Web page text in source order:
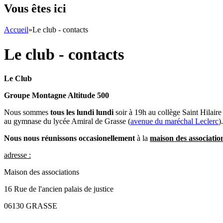
Vous êtes ici
Accueil»Le club - contacts
Le club - contacts
Le Club
Groupe Montagne Altitude 500
Nous sommes tous les lundi lundi soir à 19h au collège Saint
au gymnase du lycée Amiral de Grasse (avenue du maréchal Leclerc).
Nous nous réunissons occasionellement à la maison des
adresse :
Maison des associations
16 Rue de l'ancien palais de justice
06130 GRASSE